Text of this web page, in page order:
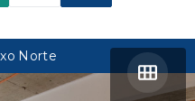
Norte